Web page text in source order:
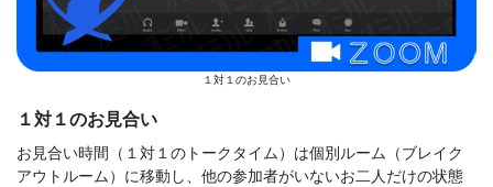
１対１のお見合い
１対１のお見合い
お見合い時間（１対１のトークタイム）は個別ルーム（ブレイク
アウトルーム）に移動し、他の参加者がいないお二人だけの状態